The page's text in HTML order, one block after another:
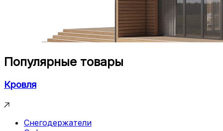
Популярные товары
Кровля
Снегодержатели